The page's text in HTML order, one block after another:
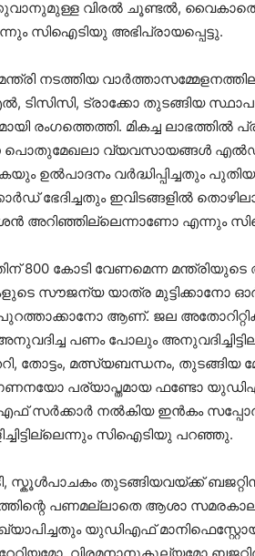
വിരൽ ചൂണ്ടൽ,
സിഐടിയു അഭിപ്രായപ്പെട്ടു.
നടത്തിയ
ടിസിസി, ട്രാക്കോ തുടങ്ങിയ
മികച്ച ലാഭത്തിൽ
പൊതുമേഖലാ വ്യവസായങ്ങൾ
ഉൽപാദനം വർദ്ധിപ്പിച്ചതും
ഭേദിച്ചതും ഇവിടങ്ങളിൽ
അറിഞ്ഞില്ലെന്നാണോ എന്നും
കോടി വേണമെന്ന മന്ത്രിയുടെ
സൗജന്യ യാത്ര മുട്ടിക്കാനോ
ആണ്. ജല
പണം പോലും
തോട്ടം, മത്സ്യബന്ധനം, തുടങ്ങിയ
പര്യാപ്തമായ ഫണ്ടോ
സർക്കാർ നൽകിയ ഇൻകം
സിഐടിയു പറഞ്ഞു.
സ്കൂൾപാചകം തുടങ്ങിയവയ്ക്ക്
പണമല്ലാതെ ആശാ
യുഡിഎഫ്